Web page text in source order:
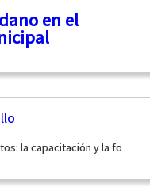
en el
la capacitación y la fo